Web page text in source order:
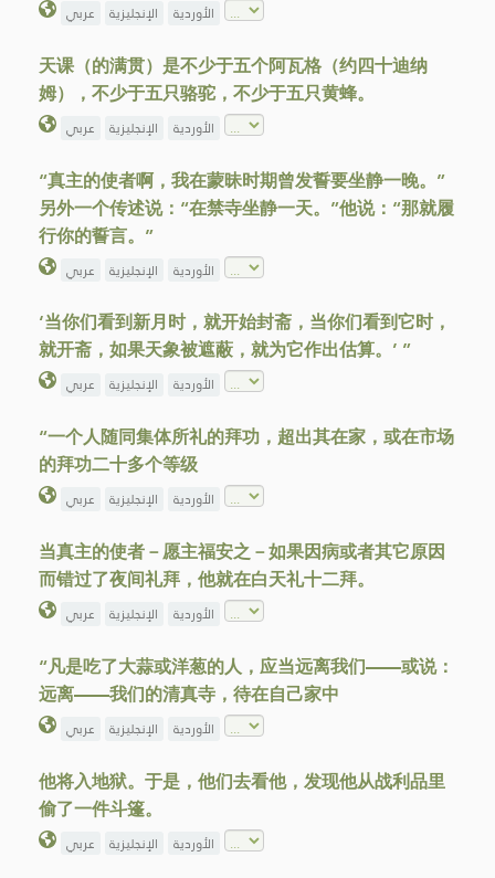
عربي الإنجليزية الأوردية
天课（的满贯）是不少于五个阿瓦格（约四十迪纳
姆），不少于五只骆驼，不少于五只黄蜂。
عربي الإنجليزية الأوردية
“真主的使者啊，我在蒙昧时期曾发誓要坐静一晚。”
另外一个传述说：“在禁寺坐静一天。”他说：“那就履
行你的誓言。”
عربي الإنجليزية الأوردية
‘当你们看到新月时，就开始封斋，当你们看到它时，
就开斋，如果天象被遮蔽，就为它作出估算。’ ”
عربي الإنجليزية الأوردية
“一个人随同集体所礼的拜功，超出其在家，或在市场
的拜功二十多个等级
عربي الإنجليزية الأوردية
当真主的使者－愿主福安之－如果因病或者其它原因
而错过了夜间礼拜，他就在白天礼十二拜。
عربي الإنجليزية الأوردية
“凡是吃了大蒜或洋葱的人，应当远离我们——或说：
远离——我们的清真寺，待在自己家中
عربي الإنجليزية الأوردية
他将入地狱。于是，他们去看他，发现他从战利品里
偷了一件斗篷。
عربي الإنجليزية الأوردية